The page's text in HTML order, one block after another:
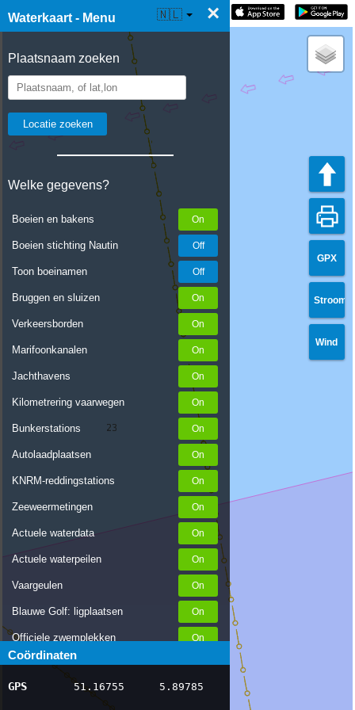
Waterkaart - Menu ×
Plaatsnaam zoeken
Welke gegevens?
Boeien en bakens
Boeien stichting Nautin
Toon boeinamen
Bruggen en sluizen
Verkeersborden
Marifoonkanalen
Jachthavens
Kilometrering vaarwegen
Bunkerstations
Autolaadplaatsen
KNRM-reddingstations
Zeeweermetingen
Actuele waterdata
Actuele waterpeilen
Vaargeulen
Blauwe Golf: ligplaatsen
Officiele zwemplekken
Stremmingen/hinder
AIS scheepsposities
Coördinaten
GPS 51.16755 5.89785
☰ Waterkaart Live 🇳🇱
GPX
Stroom
Wind